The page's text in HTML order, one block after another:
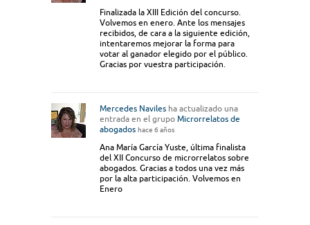
Finalizada la XIII Edición del concurso.
Volvemos en enero. Ante los mensajes
recibidos, de cara a la siguiente edición,
intentaremos mejorar la forma para
votar al ganador elegido por el público.
Gracias por vuestra participación.
Mercedes Naviles ha actualizado una
entrada en el grupo Microrrelatos de
abogados hace 6 años
Ana María García Yuste, última finalista
del XII Concurso de microrrelatos sobre
abogados. Gracias a todos una vez más
por la alta participación. Volvemos en
Enero